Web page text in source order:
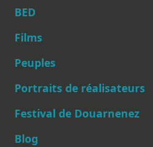
Main navigation
BED
Films
Peuples
Portraits de réalisateurs
Festival de Douarnenez
Blog